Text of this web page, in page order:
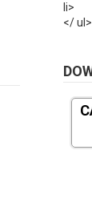
li>
</ ul>